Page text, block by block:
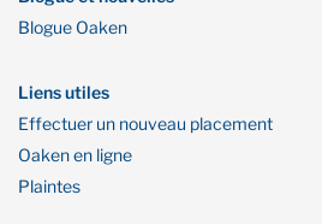
Blogue Oaken
Liens utiles
Effectuer un nouveau placement
Oaken en ligne
Plaintes